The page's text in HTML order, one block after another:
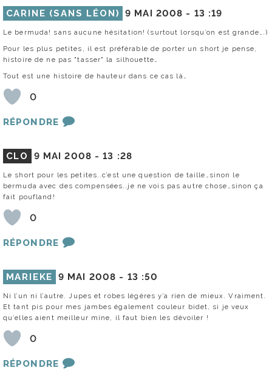
CARINE (SANS LÉON) 9 MAI 2008 - 13 :19
Le bermuda! sans aucune hésitation! (surtout lorsqu’on est grande….)
Pour les plus petites, il est préférable de porter un short je pense,
histoire de ne pas "tasser" la silhouette…
Tout est une histoire de hauteur dans ce cas là…
0
RÉPONDRE
CLO 9 MAI 2008 -13 :28
Le short pour les petites..c’est une question de taille…sinon le
bermuda avec des compensées..je ne vois pas autre chose…sinon ça
fait poufland!
0
RÉPONDRE
MARIEKE 9 MAI 2008 - 13 :50
Ni l’un ni l’autre. Jupes et robes légères y’a rien de mieux. Vraiment.
Et tant pis pour mes jambes également couleur bidet, si je veux
qu’elles aient meilleur mine, il faut bien les dévoiler !
0
RÉPONDRE